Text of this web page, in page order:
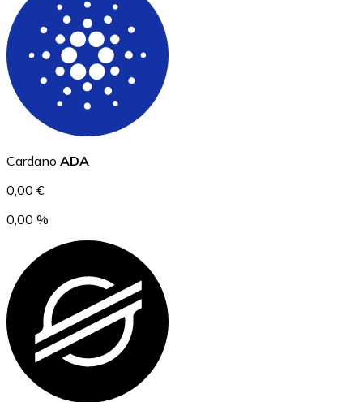
Ethereum
ETH
USD Coin
Cardano ADA
0,00 €
0,00 %